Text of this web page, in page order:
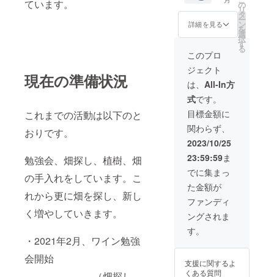
ています。
現在の準備状況
これまでの活動は以下のと
おりです。
勉強会、畑探し、植樹、畑
の手入れをしています。こ
れから更に畑を探し、新し
く増やしていきます。
・2021年2月、ワイン勉強
会開始
店と調
整くだ
さい。
の交通
泊費等
はリ
ターン
に含み
ませ
ん。
＊法人
様の企
業名の
ゴを掲
しま
す。 ＊
掲載期
間は、
2023年
11月〜
2024年
3月末日
予定し
ていま
す。 ＊
現地
（福岡
県糸島
市）で
ベント
の交通
費、滞
米）2万
円、3区
画限
6〜7万
円） ＊
条件：
無農薬
無化学
肥料の
自然栽
培を遵
守いた
だける
方、
オーガ
ニック
栽培を
したい
方に限
りま
す。
ンのペ
アリン
グコー
ス ・プ
ロジェ
クトメ
ンバー
の金子
真之介
さんが
経営さ
れるレ
ストラ
ン「と
金」に
よる糸
島産の
旬な食
材を
使った
お料理
と日本
産ワイ
グコー
す。
詳細を見る
の
リ
タ
ー
ン
を
選
択
す
る
このプロ
ジェクト
は、 All-In方
式です。
目標金額に
関わらず、
2023/10/25
23:59:59ま
でに集まっ
た金額が
ファンディ
ングされま
す。
支援に関するよ
くある質問